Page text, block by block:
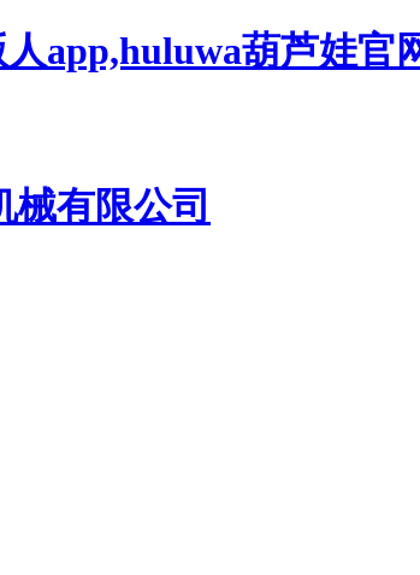
app,huluwa葫芦娃官